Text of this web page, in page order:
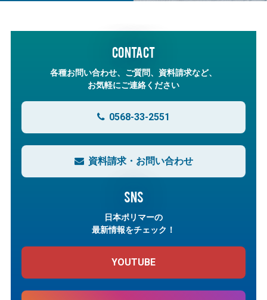
CONTACT
各種お問い合わせ、ご質問、資料請求など、
お気軽にご連絡ください
0568-33-2551
資料請求・お問い合わせ
SNS
日本ポリマーの
最新情報をチェック！
YOUTUBE